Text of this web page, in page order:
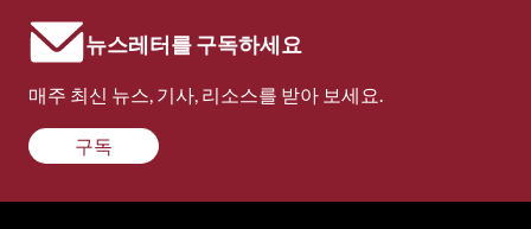
뉴스레터를 구독하세요
매주 최신 뉴스, 기사, 리소스를 받아 보세요.
구독